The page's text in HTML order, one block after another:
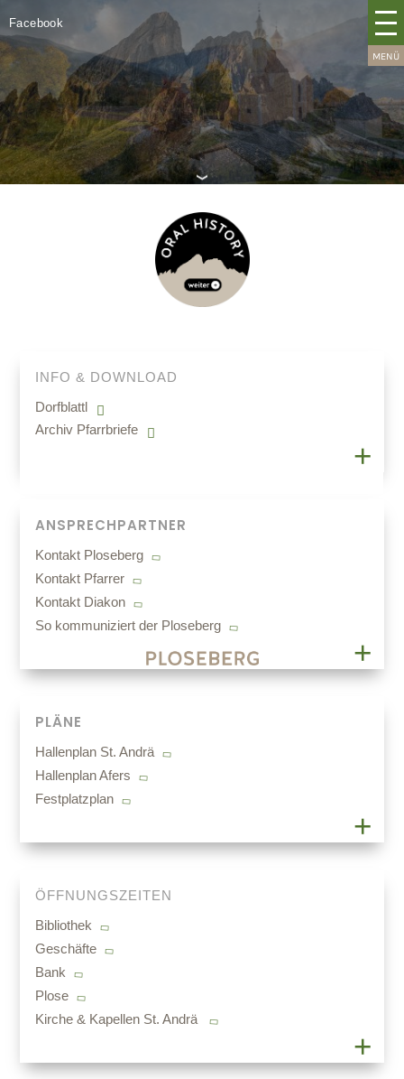
Facebook
INFO & DOWNLOAD
Dorfblattl
Archiv Pfarrbriefe
ANSPRECHPARTNER
Kontakt Ploseberg
Kontakt Pfarrer
Kontakt Diakon
So kommuniziert der Ploseberg
PLÄNE
Hallenplan St. Andrä
Hallenplan Afers
Festplatzplan
ÖFFNUNGSZEITEN
Bibliothek
Geschäfte
Bank
Plose
Kirche & Kapellen St. Andrä